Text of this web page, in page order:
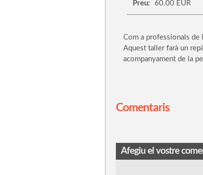
Preu:
60.00 EUR
Com a professionals de
Aquest taller farà un
acompanyament de la
Comentaris
Afegiu el vostre